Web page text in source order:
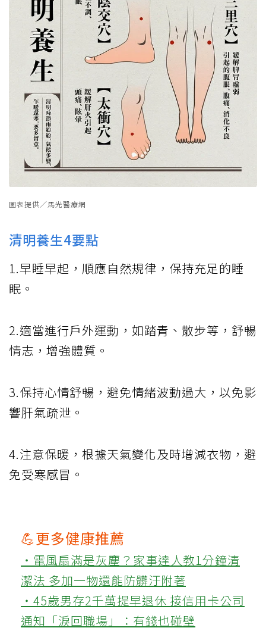
圖表提供／馬光醫療網
清明養生4要點
1.早睡早起，順應自然規律，保持充足的睡
眠。
2.適當進行戶外運動，如踏青、散步等，舒暢
情志，增強體質。
3.保持心情舒暢，避免情緒波動過大，以免影
響肝氣疏泄。
4.注意保暖，根據天氣變化及時增減衣物，避
免受寒感冒。
💪更多健康推薦
‧電風扇滿是灰塵？家事達人教1分鐘清
潔法 多加一物還能防髒汙附著
‧45歲男存2千萬提早退休 接信用卡公司
通知「淚回職場」：有錢也碰壁